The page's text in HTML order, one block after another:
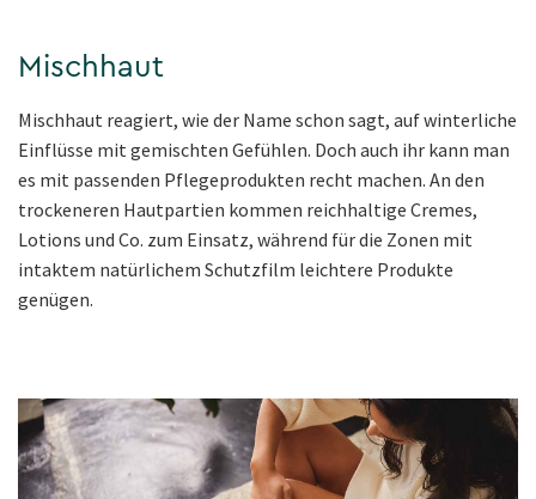
Mischhaut
Mischhaut reagiert, wie der Name schon sagt, auf winterliche
Einflüsse mit gemischten Gefühlen. Doch auch ihr kann man
es mit passenden Pflegeprodukten recht machen. An den
trockeneren Hautpartien kommen reichhaltige Cremes,
Lotions und Co. zum Einsatz, während für die Zonen mit
intaktem natürlichem Schutzfilm leichtere Produkte
genügen.